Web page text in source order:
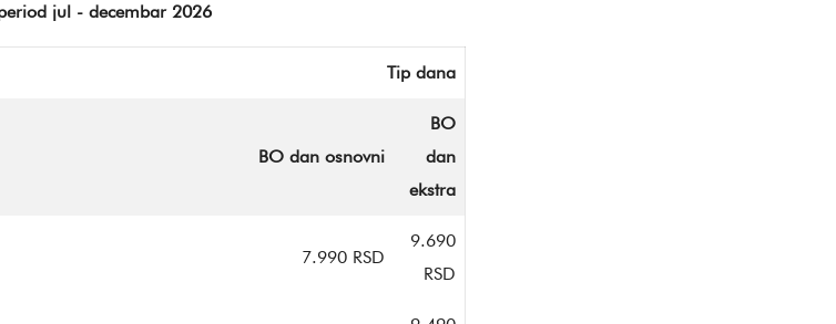
jul - decembar 2026
Tip dana
BO dan osnovni
BO
dan
ekstra
7.990 RSD
9.690
RSD